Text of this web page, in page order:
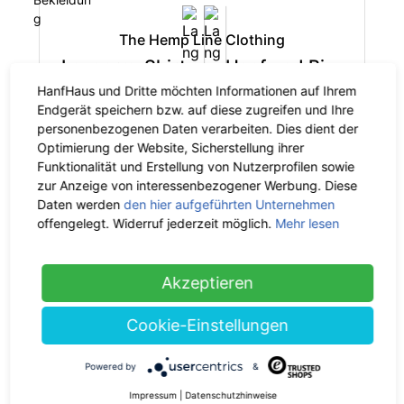
The Hemp Line Clothing
Langarm-Shirt aus Hanf und Bio-
Baumwolle
42.90 € jetzt 27.89 €
inkl. 19% MwSt.
Chino aus Hanf und Bio-
Baumwolle
62.90 € jetzt 40.88 €
HanfHaus und Dritte möchten Informationen auf Ihrem
Endgerät speichern bzw. auf diese zugreifen und Ihre
personenbezogenen Daten verarbeiten. Dies dient der
Optimierung der Website, Sicherstellung ihrer
Funktionalität und Erstellung von Nutzerprofilen sowie
zur Anzeige von interessenbezogener Werbung. Diese
Daten werdenden hier aufgeführten Unternehmen
offengelegt. Widerruf jederzeit möglich. Mehr lesen
Akzeptieren
Cookie-Einstellungen
Powered by &
Impressum Datenschutzhinweise